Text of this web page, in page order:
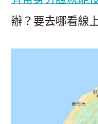
辦？要去哪看線